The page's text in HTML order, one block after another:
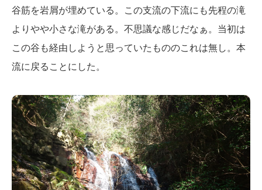
谷筋を岩屑が埋めている。この支流の下流にも先程の滝
よりやや小さな滝がある。不思議な感じだなぁ。当初は
この谷も経由しようと思っていたもののこれは無し。本
流に戻ることにした。